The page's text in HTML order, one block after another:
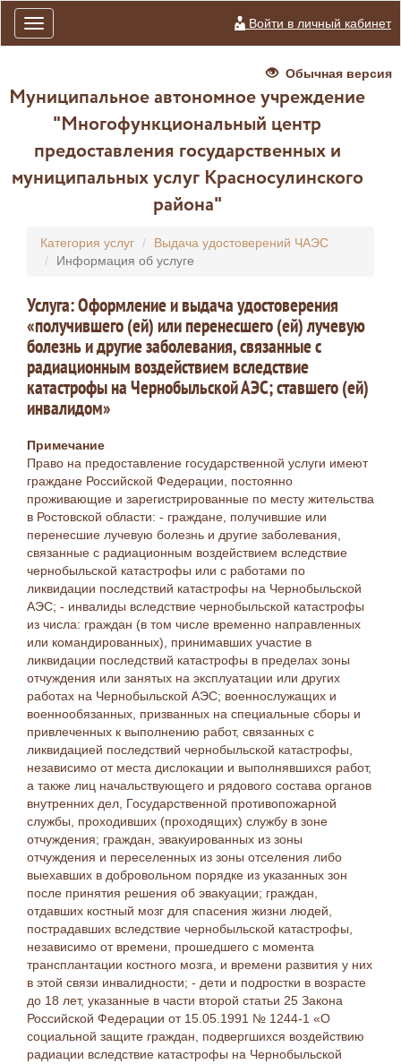
Toggle
navigation
Войти в личный кабинет
Обычная версия
Муниципальное автономное учреждение
"Многофункциональный центр
предоставления государственных и
муниципальных услуг Красносулинского
района"
Категория услуг
Выдача удостоверений ЧАЭС
Информация об услуге
Услуга: Оформление и выдача удостоверения
«получившего (ей) или перенесшего (ей) лучевую
болезнь и другие заболевания, связанные с
радиационным воздействием вследствие
катастрофы на Чернобыльской АЭС; ставшего (ей)
инвалидом»
Примечание
Право на предоставление государственной услуги имеют
граждане Российской Федерации, постоянно
проживающие и зарегистрированные по месту жительства
в Ростовской области: - граждане, получившие или
перенесшие лучевую болезнь и другие заболевания,
связанные с радиационным воздействием вследствие
чернобыльской катастрофы или с работами по
ликвидации последствий катастрофы на Чернобыльской
АЭС; - инвалиды вследствие чернобыльской катастрофы
из числа: граждан (в том числе временно направленных
или командированных), принимавших участие в
ликвидации последствий катастрофы в пределах зоны
отчуждения или занятых на эксплуатации или других
работах на Чернобыльской АЭС; военнослужащих и
военнообязанных, призванных на специальные сборы и
привлеченных к выполнению работ, связанных с
ликвидацией последствий чернобыльской катастрофы,
независимо от места дислокации и выполнявшихся работ,
а также лиц начальствующего и рядового состава органов
внутренних дел, Государственной противопожарной
службы, проходивших (проходящих) службу в зоне
отчуждения; граждан, эвакуированных из зоны
отчуждения и переселенных из зоны отселения либо
выехавших в добровольном порядке из указанных зон
после принятия решения об эвакуации; граждан,
отдавших костный мозг для спасения жизни людей,
пострадавших вследствие чернобыльской катастрофы,
независимо от времени, прошедшего с момента
трансплантации костного мозга, и времени развития у них
в этой связи инвалидности; - дети и подростки в возрасте
до 18 лет, указанные в части второй статьи 25 Закона
Российской Федерации от 15.05.1991 № 1244-1 «О
социальной защите граждан, подвергшихся воздействию
радиации вследствие катастрофы на Чернобыльской